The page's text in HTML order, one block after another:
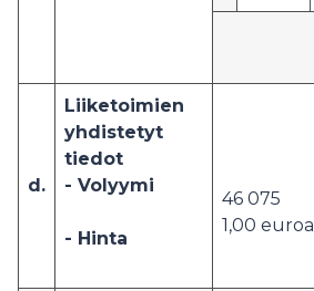
d.
Liiketoimien
yhdistetyt
tiedot
- Volyymi
- Hinta
46 075
1,00 euroa